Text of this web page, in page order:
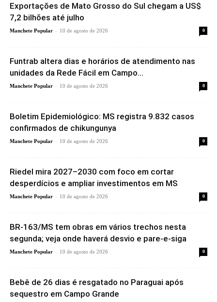
Exportações de Mato Grosso do Sul chegam a US$
7,2 bilhões até julho
Manchete Popular - 10 de agosto de 2026 0
Funtrab altera dias e horários de atendimento nas
unidades da Rede Fácil em Campo...
Manchete Popular - 10 de agosto de 2026 0
Boletim Epidemiológico: MS registra 9.832 casos
confirmados de chikungunya
Manchete Popular - 10 de agosto de 2026 0
Riedel mira 2027–2030 com foco em cortar
desperdícios e ampliar investimentos em MS
Manchete Popular - 10 de agosto de 2026 0
BR-163/MS tem obras em vários trechos nesta
segunda; veja onde haverá desvio e pare-e-siga
Manchete Popular - 10 de agosto de 2026 0
Bebê de 26 dias é resgatado no Paraguai após
sequestro em Campo Grande